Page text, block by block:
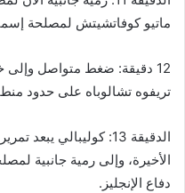
ماتيو كوفاتشيتش لمصلحة
12 دقيقة: ضغط متواصل
تريفوه تشالوباه على حدود
الدقيقة 13: كوليبالي
الأخيرة، وإلى رمية جانبية
دفاع الإنجليز.